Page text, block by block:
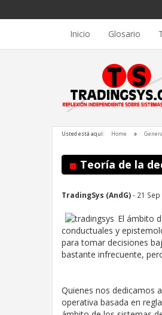
Inicio Glosario
Usted está aquí: Home
Teoría de la
TradingSys (AndG)- 21 Sep
El ámbito
conductuales y
para tomar decisiones
bastante infrecuente,
Quienes nos dedicamos
operativa basada en